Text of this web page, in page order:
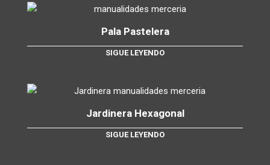
Pala Pastelera
SIGUE LEYENDO
Jardinera Hexagonal
SIGUE LEYENDO